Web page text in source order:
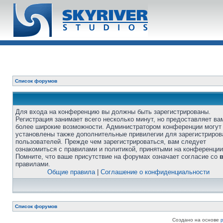
Список форумов
Для входа на конференцию вы должны быть зарегистрированы.
Регистрация занимает всего несколько минут, но предоставляет
более широкие возможности. Администратором конференции
установлены также дополнительные привилегии для
пользователей. Прежде чем зарегистрироваться, вам следует
ознакомиться с правилами и политикой, принятыми на
Помните, что ваше присутствие на форумах означает согласие со
правилами.
Общие правила| Соглашение о конфиденциальности
Список форумов
Создано на основе